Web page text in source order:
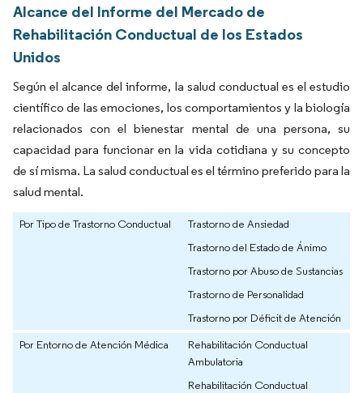
Alcance del Informe del Mercado de
Rehabilitación Conductual de los Estados
Unidos
Según el alcance del informe, la salud conductual es el estudio
científico de las emociones, los comportamientos y la biología
relacionados con el bienestar mental de una persona, su
capacidad para funcionar en la vida cotidiana y su concepto
de sí misma. La salud conductual es el término preferido para la
salud mental.
Por Tipo de Trastorno Conductual
Trastorno de Ansiedad
Trastorno del Estado de Ánimo
Trastorno por Abuso de Sustancias
Trastorno de Personalidad
Trastorno por Déficit de Atención
Por Entorno de Atención Médica
Rehabilitación Conductual
Ambulatoria
Rehabilitación Conductual